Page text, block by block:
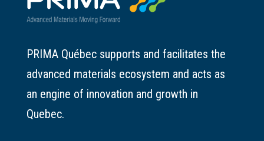
PRIMA Québec supports and facilitates the
advanced materials ecosystem and acts as
an engine of innovation and growth in
Quebec.